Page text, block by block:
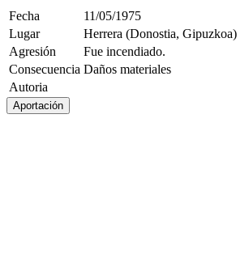
Fecha
11/05/1975
Lugar
Herrera (Donostia, Gipuzkoa)
Agresión
Fue incendiado.
Consecuencia Daños materiales
Autoria